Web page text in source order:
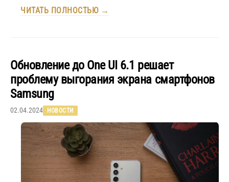
ЧИТАТЬ ПОЛНОСТЬЮ →
Обновление до One UI 6.1 решает
проблему выгорания экрана смартфонов
Samsung
02.04.2024 НОВОСТИ